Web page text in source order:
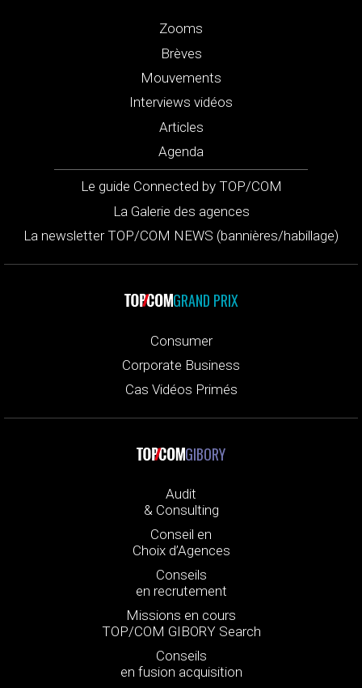
Zooms
Brèves
Mouvements
Interviews vidéos
Articles
Agenda
Le guide Connected by TOP/COM
La Galerie des agences
La newsletter TOP/COM NEWS (bannières/habillage)
GRAND PRIX
Consumer
Corporate Business
Cas Vidéos Primés
GIBORY
Audit
& Consulting
Conseil en
Choix d’Agences
Conseils
en recrutement
Missions en cours
TOP/COM GIBORY Search
Conseils
en fusion acquisition